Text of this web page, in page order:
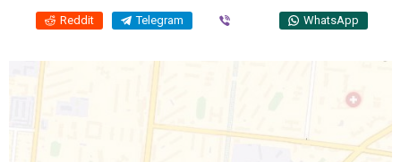
Reddit Telegram WhatsApp